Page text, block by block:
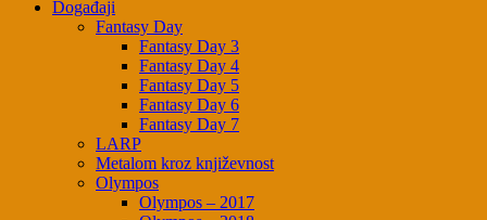
Događaji
Fantasy Day
Fantasy Day 3
Fantasy Day 4
Fantasy Day 5
Fantasy Day 6
Fantasy Day 7
LARP
Metalom kroz književnost
Olympos
Olympos – 2017